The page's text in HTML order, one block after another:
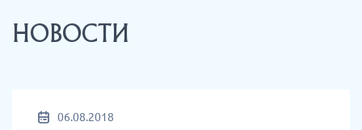
НОВОСТИ
06.08.2018